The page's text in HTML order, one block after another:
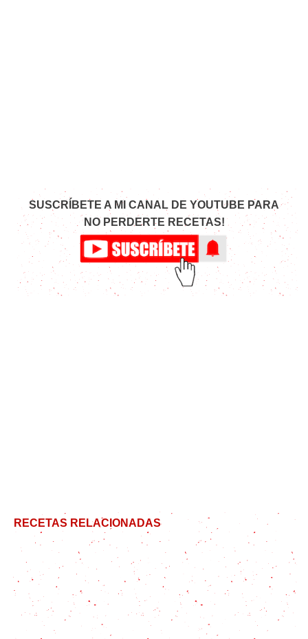
SUSCRÍBETE A MI CANAL DE YOUTUBE PARA
NO PERDERTE RECETAS!
RECETAS RELACIONADAS
Yapingacho: tortillas ecuatorianas fáciles y 8
acompañamientos para disfrutarlas
Chipá Guazú con historia guaraní